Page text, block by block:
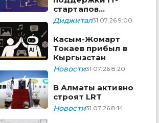
стартапов
реализуются в
Казахстане
Диджитал31.07.26 9:00
Касым-Жомарт
Токаев прибыл в
Кыргызстан
Новости31.07.26 8:20
В Алматы активно
строят LRT
Новости31.07.26 8:14